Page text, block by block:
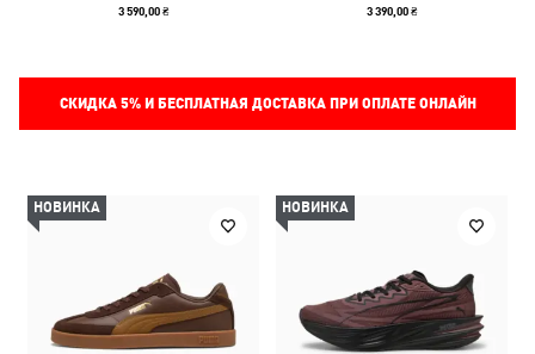
3 590,00 ₴ 3 390,00 ₴
СКИДКА 5%И БЕСПЛАТНАЯ ДОСТАВКА ПРИ ОПЛАТЕ ОНЛАЙН
НОВИНКА НОВИНКА